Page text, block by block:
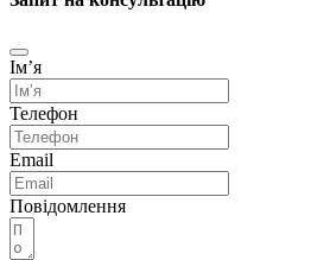
Імʼя
Телефон
Email
Повідомлення